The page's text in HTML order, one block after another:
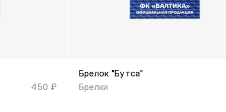
450 ₽
Брелок "Бутса"
Брелки